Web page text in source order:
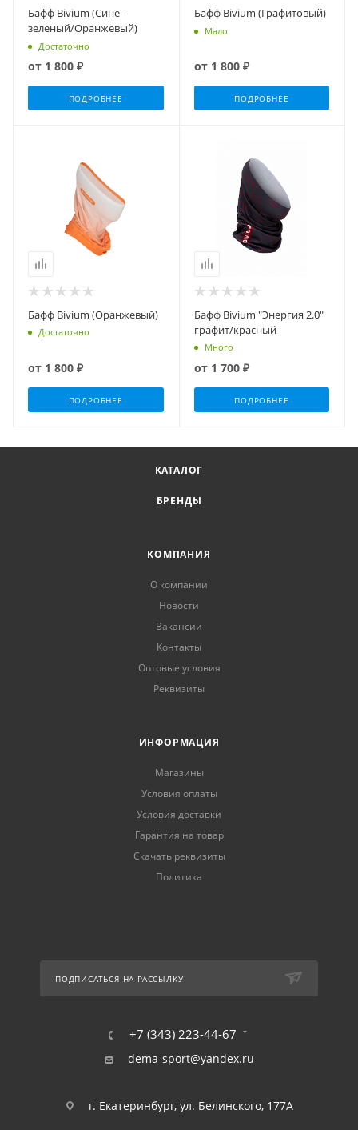
Бафф Bivium (Сине-
зеленый/Оранжевый)
Достаточно
от 1 800 ₽
ПОДРОБНЕЕ
Бафф Bivium (Графитовый)
Мало
от 1 800 ₽
ПОДРОБНЕЕ
Бафф Bivium (Оранжевый)
Достаточно
от 1 800 ₽
ПОДРОБНЕЕ
Бафф Bivium "Энергия 2.0"
графит/красный
Много
от 1 700 ₽
ПОДРОБНЕЕ
КАТАЛОГ
БРЕНДЫ
КОМПАНИЯ
О компании
Новости
Вакансии
Контакты
Оптовые условия
Реквизиты
ИНФОРМАЦИЯ
Магазины
Условия оплаты
Условия доставки
Гарантия на товар
Скачать реквизиты
Политика
ПОДПИСАТЬСЯ НА РАССЫЛКУ
+7 (343) 223-44-67
dema-sport@yandex.ru
г. Екатеринбург, ул. Белинского, 177А